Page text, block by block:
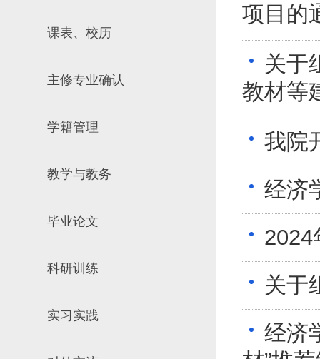
对外交流
培养计划
推荐免试研究生
课表、校历
主修专业确认
学籍管理
教学与教务
毕业论文
科研训练
实习实践
项目的
关于
教材等
我院
经济
2024
关于
经济